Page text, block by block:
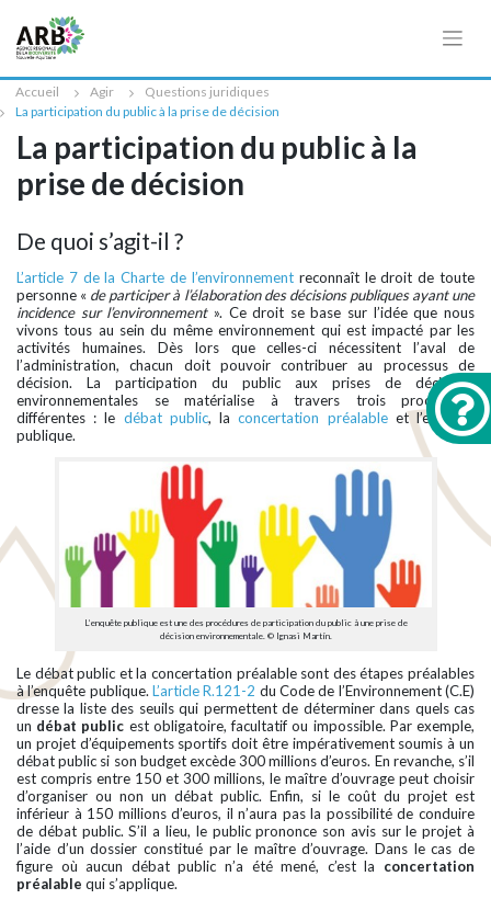
Accueil Agir
Questions juridiques
La participation du public à la prise de décision
La participation du public à la
prise de décision
De quoi s’agit-il ?
L’article 7 de la Charte de l’environnementreconnaît le droit de toute
personne « de participer à l’élaboration des décisions publiques ayant une
incidence sur l’environnement». Ce droit se base sur l’idée que nous
vivons tous au sein du même environnement qui est impacté par les
activités humaines. Dès lors que celles-ci nécessitent l’aval de
l’administration, chacun doit pouvoir contribuer au processus de
décision. La participation du public aux prises de décisions
environnementales se matérialise à travers trois procédures
différentes : le débat public, laconcertation préalableet l’enquête
publique.
L’enquête publique est une des procédures de participation du public à une prise de
décision environnementale. © Ignasi Martín.
Le débat public et la concertation préalable sont des étapes préalables
à l’enquête publique. L’article R.121-2 du Code de l’Environnement (C.E)
dresse la liste des seuils qui permettent de déterminer dans quels cas
un débat public est obligatoire, facultatif ou impossible. Par exemple,
un projet d’équipements sportifs doit être impérativement soumis à un
débat public si son budget excède 300 millions d’euros. En revanche, s’il
est compris entre 150 et 300 millions, le maître d’ouvrage peut choisir
d’organiser ou non un débat public. Enfin, si le coût du projet est
inférieur à 150 millions d’euros, il n’aura pas la possibilité de conduire
de débat public. S’il a lieu, le public prononce son avis sur le projet à
l’aide d’un dossier constitué par le maître d’ouvrage. Dans le cas de
figure où aucun débat public n’a été mené, c’est la concertation
préalable qui s’applique.